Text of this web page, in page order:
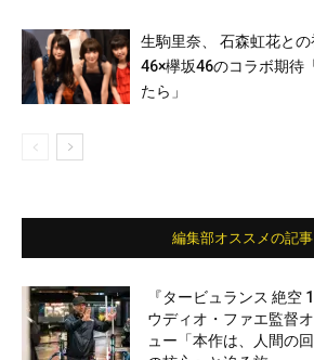
生駒里奈、 石森虹花と
46×欅坂46のコラボ期待
たら」
編集部オススメの記事
『タービュランス 絶空
ウディオ・ファエ監督
ュー「本作は、人間の